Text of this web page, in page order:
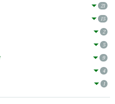
21
15
2
5
9
4
1